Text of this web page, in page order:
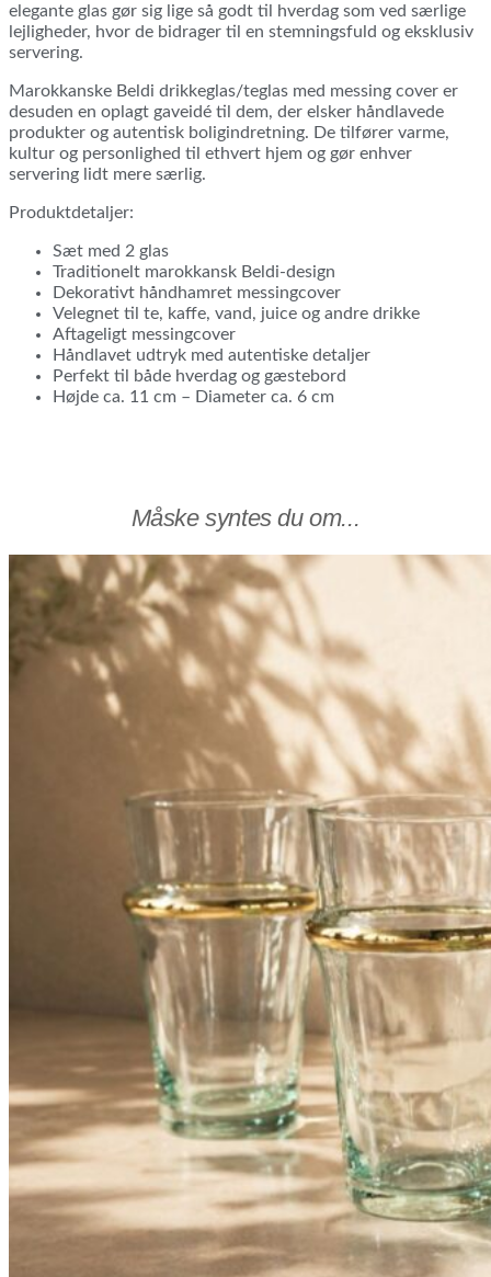
elegante glas gør sig lige så godt til hverdag som ved særlige
lejligheder, hvor de bidrager til en stemningsfuld og eksklusiv
servering.
Marokkanske Beldi drikkeglas/teglas med messing cover er
desuden en oplagt gaveidé til dem, der elsker håndlavede
produkter og autentisk boligindretning. De tilfører varme,
kultur og personlighed til ethvert hjem og gør enhver
servering lidt mere særlig.
Produktdetaljer:
Sæt med 2 glas
Traditionelt marokkansk Beldi-design
Dekorativt håndhamret messingcover
Velegnet til te, kaffe, vand, juice og andre drikke
Aftageligt messingcover
Håndlavet udtryk med autentiske detaljer
Perfekt til både hverdag og gæstebord
Højde ca. 11 cm – Diameter ca. 6 cm
Måske syntes du om...